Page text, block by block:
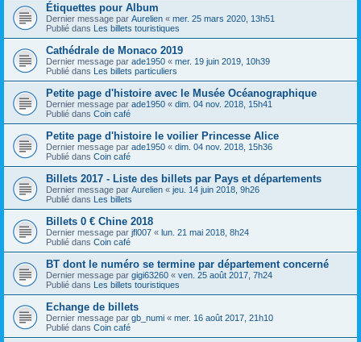
Étiquettes pour Album
Dernier message par Aurelien « mer. 25 mars 2020, 13h51
Publié dans Les billets touristiques
Cathédrale de Monaco 2019
Dernier message par ade1950 « mer. 19 juin 2019, 10h39
Publié dans Les billets particuliers
Petite page d'histoire avec le Musée Océanographique
Dernier message par ade1950 « dim. 04 nov. 2018, 15h41
Publié dans Coin café
Petite page d'histoire le voilier Princesse Alice
Dernier message par ade1950 « dim. 04 nov. 2018, 15h36
Publié dans Coin café
Billets 2017 - Liste des billets par Pays et départements
Dernier message par Aurelien « jeu. 14 juin 2018, 9h26
Publié dans Les billets
Billets 0 € Chine 2018
Dernier message par jfl007 « lun. 21 mai 2018, 8h24
Publié dans Coin café
BT dont le numéro se termine par département concerné
Dernier message par gigi63260 « ven. 25 août 2017, 7h24
Publié dans Les billets touristiques
Echange de billets
Dernier message par gb_numi « mer. 16 août 2017, 21h10
Publié dans Coin café